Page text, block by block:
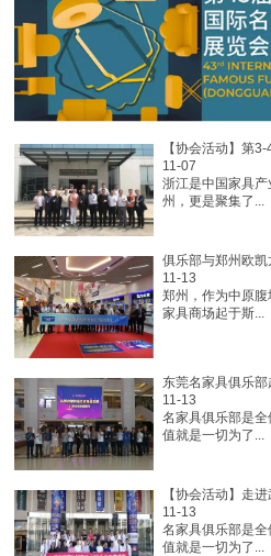
【协会活动】第
11-07
浙江是中国家具
州，更是聚集了...
俱乐部与郑州欧
11-13
郑州，作为中原
家具商场起于斯...
东莞名家具俱乐
11-13
名家具俱乐部是
值就是一切为了...
【协会活动】走
11-13
名家具俱乐部是
值就是一切为了...